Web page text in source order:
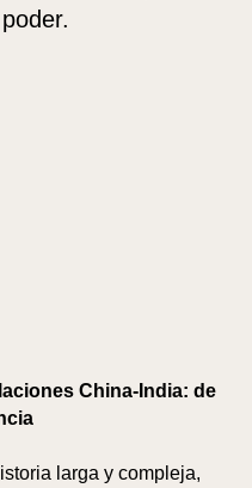
China-India: de
larga y compleja,